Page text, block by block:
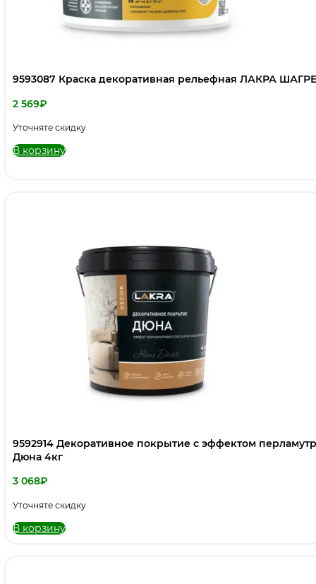
9593087 Краска декоративная рельефная ЛАКРА
2 569₽
Уточняте скидку
В корзину
9592914 Декоративное покрытие с эффектом
Дюна 4кг
3 068₽
Уточняте скидку
В корзину